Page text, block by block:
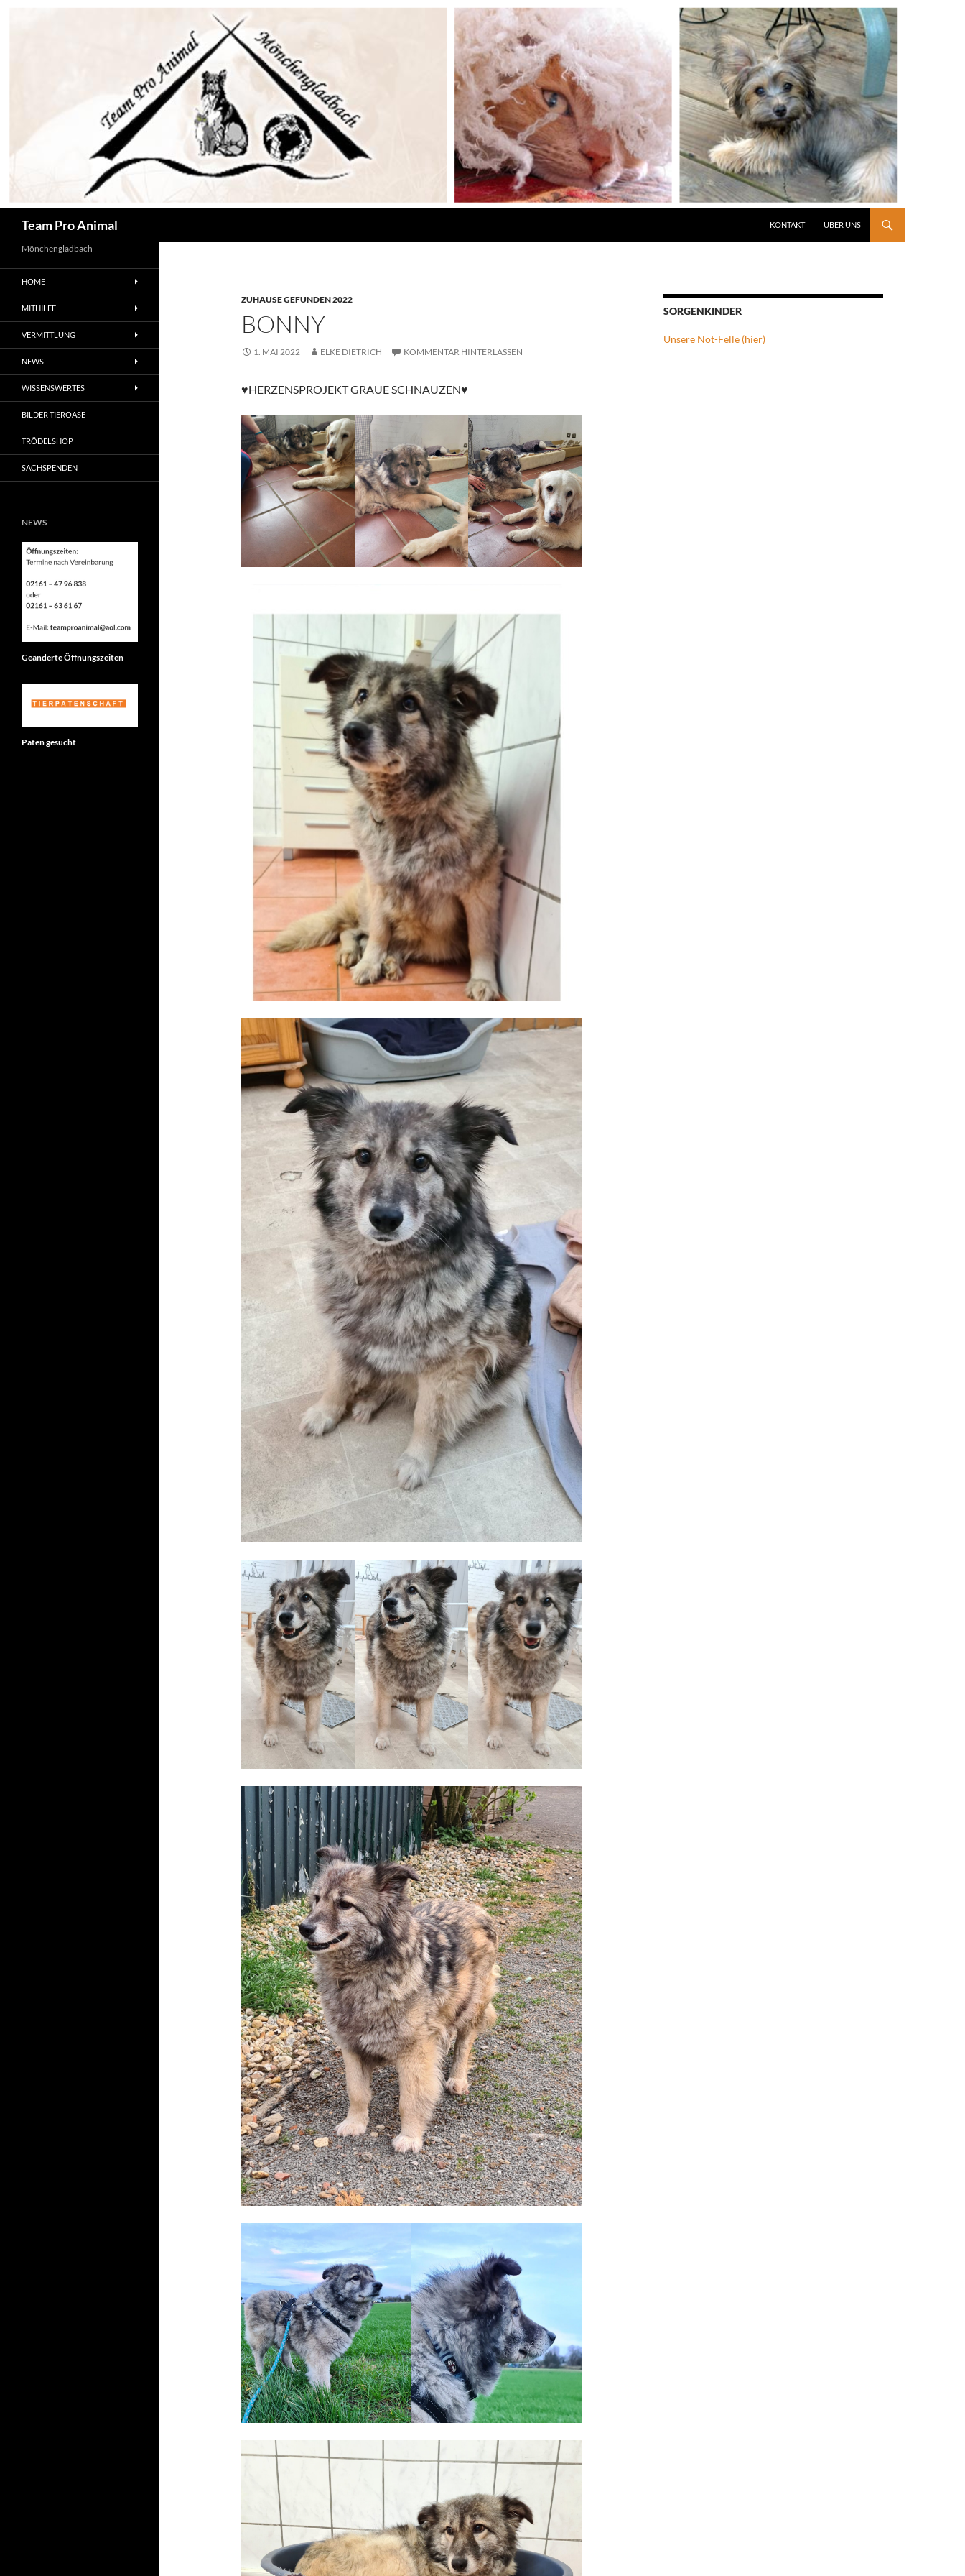
Team Pro Animal KONTAKT ÜBER UNS
ZUHAUSE GEFUNDEN 2022
BONNY
1. MAI 2022 ELKE DIETRICH KOMMENTAR HINTERLASSEN
♥HERZENSPROJEKT GRAUE SCHNAUZEN♥
SORGENKINDER
Unsere Not-Felle (hier)
Mönchengladbach
HOME
MITHILFE
VERMITTLUNG
NEWS
WISSENSWERTES
BILDER TIEROASE
TRÖDELSHOP
SACHSPENDEN
NEWS
Geänderte Öffnungszeiten
Paten gesucht